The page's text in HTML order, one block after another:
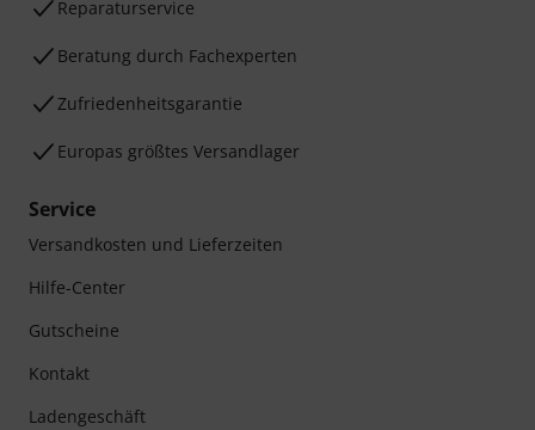
Reparaturservice
Beratung durch Fachexperten
Zufriedenheitsgarantie
Europas größtes Versandlager
Service
Versandkosten und Lieferzeiten
Hilfe-Center
Gutscheine
Kontakt
Ladengeschäft